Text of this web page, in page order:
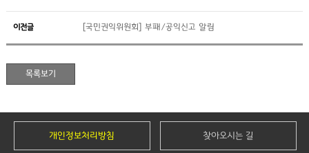
이전글 [국민권익위원회] 부패/공익신고 알림
개인정보처리방침 찾아오시는 길